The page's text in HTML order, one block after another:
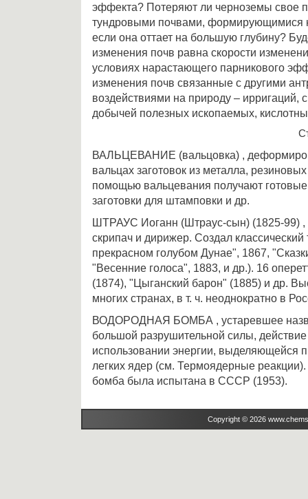
эффекта? Потеряют ли черноземы свое
тундровыми почвами, формирующимися
если она оттает на большую глубину?
изменения почв равна скорости
условиях нарастающего парникового
изменения почв связанные с другими
воздействиями на природу – ирригаций,
добычей полезных ископаемых,
ВАЛЬЦЕВАНИЕ (вальцовка) ,
вальцах заготовок из металла,
помощью вальцевания получают
заготовки для штамповки и др.
ШТРАУС Иоганн (Штраус-сын) (1825-99) ,
скрипач и дирижер. Создал
прекрасном голубом Дунае", 1867,
"Весенние голоса", 1883, и др.). 16
(1874), "Цыганский барон" (1885) и др.
многих странах, в т. ч. неоднократно в
ВОДОРОДНАЯ БОМБА , устаревшее
большой разрушительной силы,
использовании энергии, выделяющейся
легких ядер (см. Термоядерные
бомба была испытана в СССР (1953).
Copyright © 2026